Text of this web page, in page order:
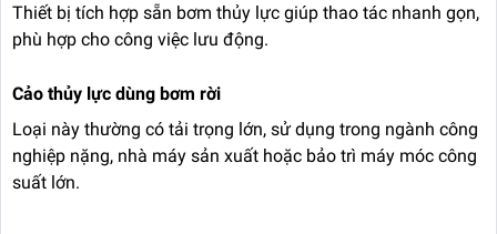
Thiết bị tích hợp sẵn bơm thủy lực giúp thao tác nhanh gọn,
phù hợp cho công việc lưu động.
Cảo thủy lực dùng bơm rời
Loại này thường có tải trọng lớn, sử dụng trong ngành công
nghiệp nặng, nhà máy sản xuất hoặc bảo trì máy móc công
suất lớn.